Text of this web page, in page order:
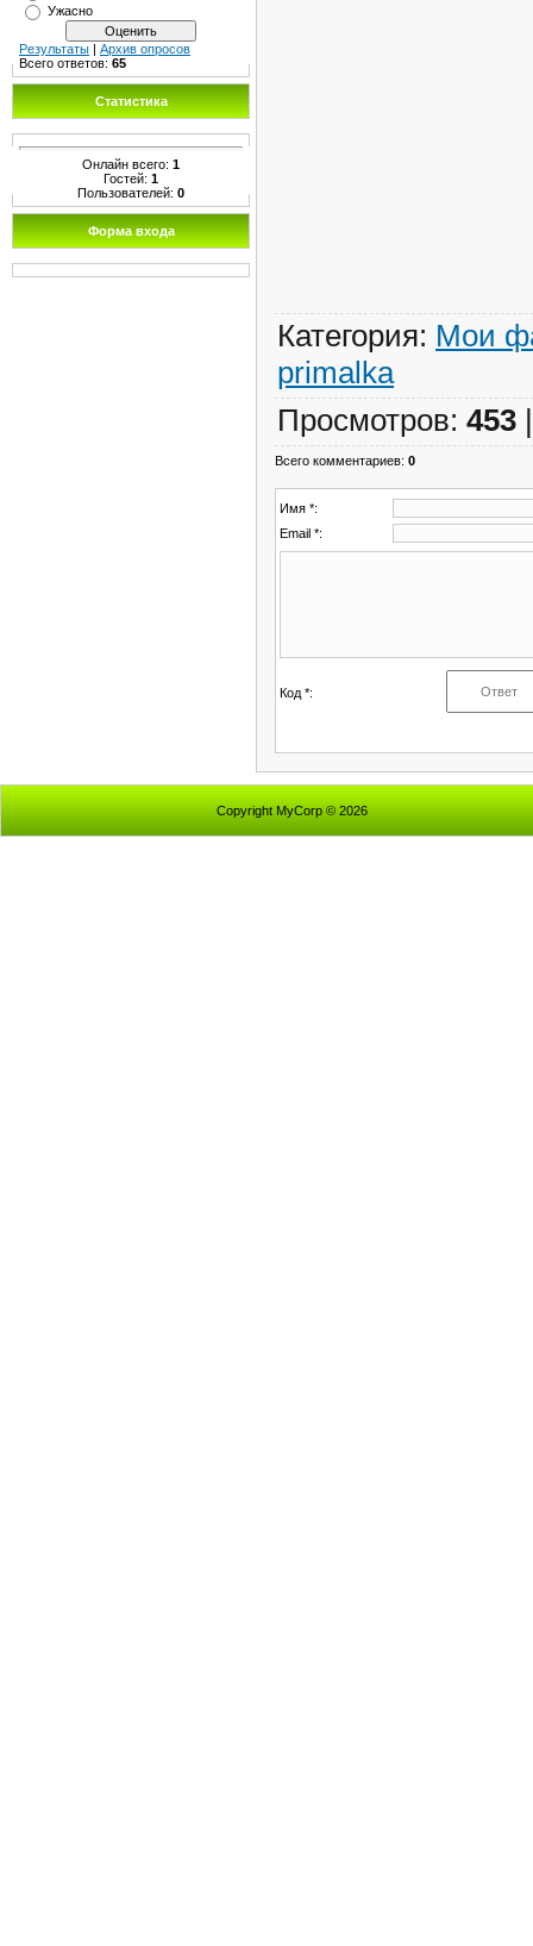
Ужасно
Результаты | Архив опросов
Всего ответов: 65
Статистика
Онлайн всего: 1
Гостей: 1
Пользователей: 0
Форма входа
Категория: Мои
primalka
Просмотров: 453
Всего комментариев: 0
Имя *:
Email *:
Код *:
Copyright MyCorp © 2026